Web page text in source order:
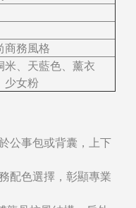
商務風格
米、天藍色、薰衣
少女粉
公事包或背囊，上下
配色選擇，彰顯專業